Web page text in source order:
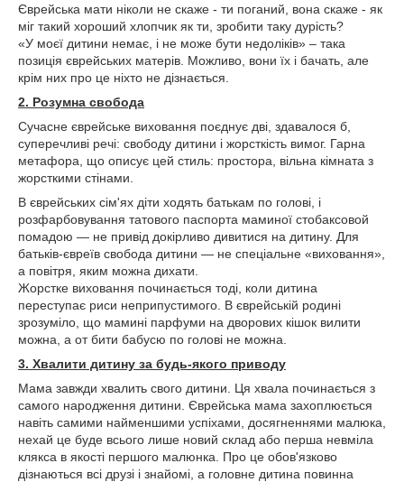
Єврейська мати ніколи не скаже - ти поганий, вона скаже - як
міг такий хороший хлопчик як ти, зробити таку дурість?
«У моєї дитини немає, і не може бути недоліків» – така
позиція єврейських матерів. Можливо, вони їх і бачать, але
крім них про це ніхто не дізнається.
2. Розумна свобода
Сучасне єврейське виховання поєднує дві, здавалося б,
суперечливі речі: свободу дитини і жорсткість вимог. Гарна
метафора, що описує цей стиль: простора, вільна кімната з
жорсткими стінами.
В єврейських сім'ях діти ходять батькам по голові, і
розфарбовування татового паспорта маминої стобаксовой
помадою — не привід докірливо дивитися на дитину. Для
батьків-євреїв свобода дитини — не спеціальне «виховання»,
а повітря, яким можна дихати.
Жорстке виховання починається тоді, коли дитина
переступає риси неприпустимого. В єврейській родині
зрозуміло, що мамині парфуми на дворових кішок вилити
можна, а от бити бабусю по голові не можна.
3. Хвалити дитину за будь-якого приводу
Мама завжди хвалить свого дитини. Ця хвала починається з
самого народження дитини. Єврейська мама захоплюється
навіть самими найменшими успіхами, досягненнями малюка,
нехай це буде всього лише новий склад або перша невміла
клякса в якості першого малюнка. Про це обов'язково
дізнаються всі друзі і знайомі, а головне дитина повинна